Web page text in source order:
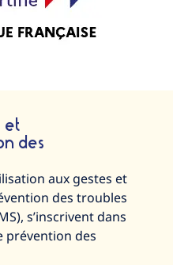
et
des
aux gestes et
des troubles
s’inscrivent dans
prévention des